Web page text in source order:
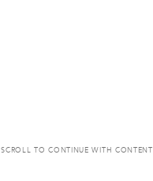
SCROLL TO CONTINUE WITH CONTENT